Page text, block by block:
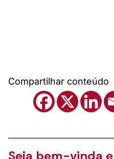
Compartilhar conteúdo
Seja bem-vinda